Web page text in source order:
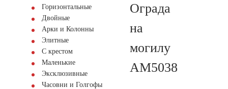
Горизонтальные
Двойные
Арки и Колонны
Элитные
С крестом
Маленькие
Эксклюзивные
Часовни и Голгофы
Ограда
на
могилу
AM5038